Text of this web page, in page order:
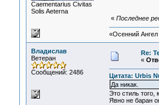
Сaementarius Civitas
Solis Aeterna
« Последнее
«Осенний Ангел
Владислав
Ветеран
Сообщений: 2486
Re:
«
Цитата: Urbis
Да никак.
Это стиль того,
Явно не баран